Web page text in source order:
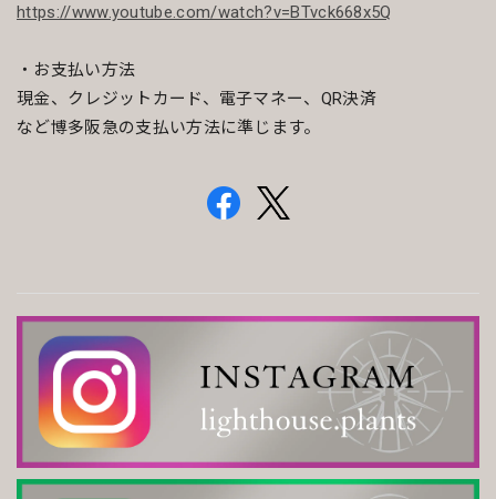
https://www.youtube.com/watch?v=BTvck668x5Q
・お支払い方法
現金、クレジットカード、電子マネー、QR決済
など博多阪急の支払い方法に準じます。